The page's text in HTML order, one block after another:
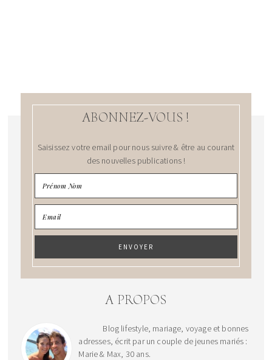
ABONNEZ-VOUS !
Saisissez votre email pour nous suivre & être au courant
des nouvelles publications !
A PROPOS
Blog lifestyle, mariage, voyage et bonnes
adresses, écrit par un couple de jeunes mariés :
Marie & Max, 30 ans.